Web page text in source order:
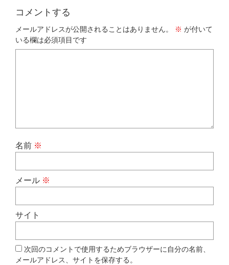
コメントする
メールアドレスが公開されることはありません。 ※ が付いて
いる欄は必須項目です
名前 ※
メール ※
サイト
次回のコメントで使用するためブラウザーに自分の名前、
メールアドレス、サイトを保存する。